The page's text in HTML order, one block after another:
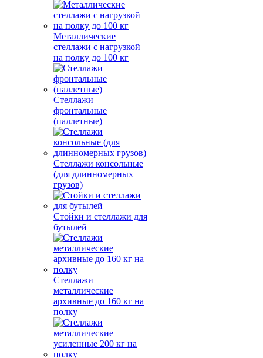
Металлические
стеллажи с нагрузкой
на полку до 100 кг
Стеллажи
фронтальные
(паллетные)
Стеллажи консольные
(для длинномерных
грузов)
Стойки и стеллажи для
бутылей
Стеллажи
металлические
архивные до 160 кг на
полку